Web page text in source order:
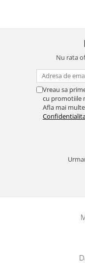
Nu rata
Vreau sa
cu promotiile
Afla mai